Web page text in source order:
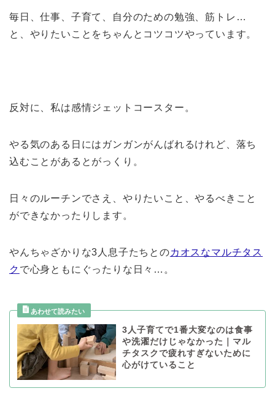
毎日、仕事、子育て、自分のための勉強、筋トレ…
と、やりたいことをちゃんとコツコツやっています。
反対に、私は感情ジェットコースター。
やる気のある日にはガンガンがんばれるけれど、落ち
込むことがあるとがっくり。
日々のルーチンでさえ、やりたいこと、やるべきこと
ができなかったりします。
やんちゃざかりな3人息子たちとのカオスなマルチタス
ク で心身ともにぐったりな日々…。
3人子育てで1番大変なのは食事
や洗濯だけじゃなかった｜マル
チタスクで疲れすぎないために
心がけていること